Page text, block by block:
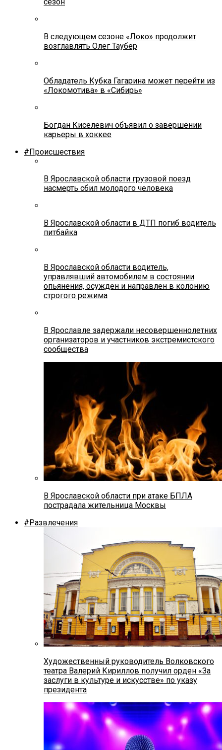
сезон
В следующем сезоне «Локо» продолжит
возглавлять Олег Таубер
Обладатель Кубка Гагарина может перейти из
«Локомотива» в «Сибирь»
Богдан Киселевич объявил о завершении
карьеры в хоккее
#Происшествия
В Ярославской области грузовой поезд
насмерть сбил молодого человека
В Ярославской области в ДТП погиб водитель
питбайка
В Ярославской области водитель,
управлявший автомобилем в состоянии
опьянения, осужден и направлен в колонию
строгого режима
В Ярославле задержали несовершеннолетних
организаторов и участников экстремистского
сообщества
В Ярославской области при атаке БПЛА
пострадала жительница Москвы
#Развлечения
Художественный руководитель Волковского
театра Валерий Кириллов получил орден «За
заслуги в культуре и искусстве» по указу
президента